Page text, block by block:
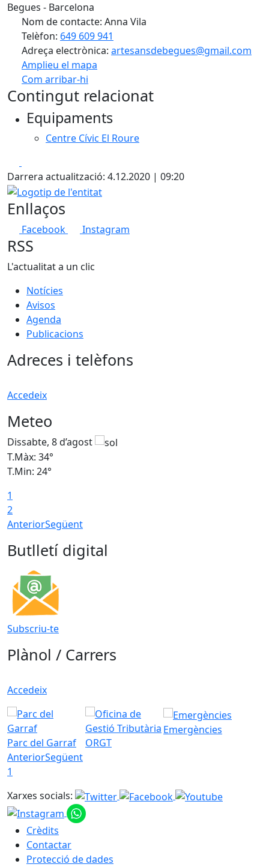
Begues - Barcelona
Nom de contacte: Anna Vila
Telèfon: 649 609 941
Adreça electrònica: artesansdebegues@gmail.com
Amplieu el mapa
Com arribar-hi
+
Contingut relacionat
Equipaments
Centre Cívic El Roure
Darrera actualització: 4.12.2020 | 09:20
Logotip de l'entitat
Enllaços
Facebook Instagram
RSS
L'actualitat a un clic
Notícies
Avisos
Agenda
Publicacions
Adreces i telèfons
Accedeix
Meteo
Dissabte, 8 d’agost
T.Màx: 34°
T.Min: 24°
1
2
AnteriorSegüent
Butlletí digital
Subscriu-te
Plànol / Carrers
Accedeix
Parc del Garraf ORGT
Emergències
AnteriorSegüent
1
Xarxes socials:
Crèdits
Contactar
Protecció de dades